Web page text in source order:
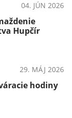
04. JÚN 2026
Hupčír
29. MÁJ 2026
hodiny